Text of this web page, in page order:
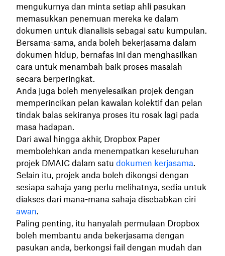
mengukurnya dan minta setiap ahli pasukan
memasukkan penemuan mereka ke dalam
dokumen untuk dianalisis sebagai satu kumpulan.
Bersama-sama, anda boleh bekerjasama dalam
dokumen hidup, bernafas ini dan menghasilkan
cara untuk menambah baik proses masalah
secara berperingkat.
Anda juga boleh menyelesaikan projek dengan
memperincikan pelan kawalan kolektif dan pelan
tindak balas sekiranya proses itu rosak lagi pada
masa hadapan.
Dari awal hingga akhir, Dropbox Paper
membolehkan anda menempatkan keseluruhan
projek DMAIC dalam satu dokumen kerjasama.
Selain itu, projek anda boleh dikongsi dengan
sesiapa sahaja yang perlu melihatnya, sedia untuk
diakses dari mana-mana sahaja disebabkan ciri
awan.
Paling penting, itu hanyalah permulaan Dropbox
boleh membantu anda bekerjasama dengan
pasukan anda, berkongsi fail dengan mudah dan